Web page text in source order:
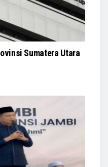
Sumatera Utara